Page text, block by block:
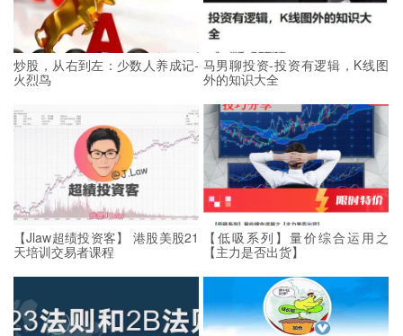
炒股，从右到左：少数人养成记-
火烈鸟
马男聊投资-投资有逻辑，K线图
外的知识大全
【Jlaw超绩投资客】 港股美股21
天培训交易者课程
【低吸系列】量价综合运用之
【主力是否出货】